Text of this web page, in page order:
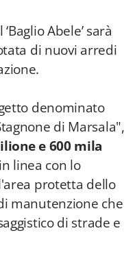
Abele’ sarà
di nuovi arredi
denominato
di Marsala",
e 600 mila
linea con lo
protetta dello
manutenzione che
di strade e